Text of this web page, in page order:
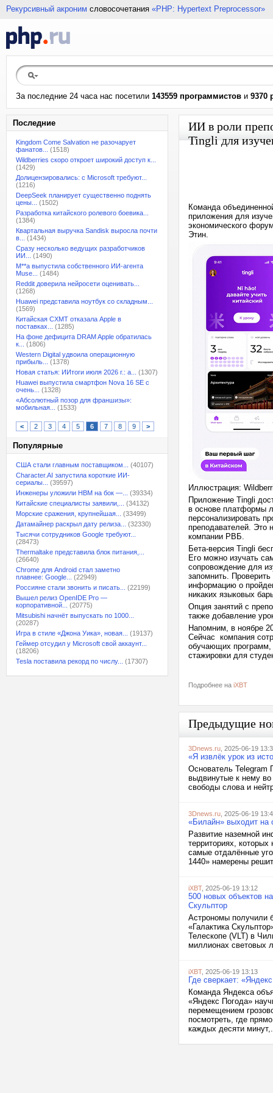
Рекурсивный акроним словосочетания «PHP: Hypertext Preprocessor»
За последние 24 часа нас посетили 143559 программистов и 9370
Последние
Kingdom Come Salvation не разочарует
фанатов...
(1518)
Wildberries скоро откроет широкий доступ к...
(1429)
Долицензировались: с Microsoft требуют...
(1216)
DeepSeek планирует существенно поднять
цены...
(1502)
Разработка китайского ролевого боевика...
(1384)
Квартальная выручка Sandisk выросла почти
в...
(1434)
Сразу несколько ведущих разработчиков
ИИ...
(1490)
M**a выпустила собственного ИИ-агента
Muse...
(1484)
Reddit доверила нейросети оценивать...
(1268)
Huawei представила ноутбук со складным...
(1569)
Китайская CXMT отказала Apple в
поставках...
(1285)
На фоне дефицита DRAM Apple обратилась
к...
(1806)
Western Digital удвоила операционную
прибыль...
(1378)
Новая статья: ИИтоги июля 2026 г.: а...
(1307)
Huawei выпустила смартфон Nova 16 SE с
очень...
(1328)
«Абсолютный позор для франшизы»:
мобильная...
(1533)
< 2 3 4 5 6 7 8 9 >
Популярные
США стали главным поставщиком...
(40107)
Character.AI запустила короткие ИИ-
сериалы...
(39597)
Инженеры уложили HBM на бок —...
(39334)
Китайские специалисты заявили,...
(34132)
Морские сражения, крупнейшая...
(33499)
Датамайнер раскрыл дату релиза...
(32330)
Тысячи сотрудников Google требуют...
(28473)
Thermaltake представила блок питания,...
(26640)
Chrome для Android стал заметно
плавнее: Google...
(22949)
Россияне стали звонить и писать...
(22199)
Вышел релиз OpenIDE Pro —
корпоративной...
(20775)
Mitsubishi начнёт выпускать по 1000...
(20287)
Игра в стиле «Джона Уика», новая...
(19137)
Геймер отсудил у Microsoft свой аккаунт...
(18206)
Tesla поставила рекорд по числу...
(17307)
ИИ в роли
Tingli для
Команда
приложения для
экономического
Этин.
Иллюстрация:
Приложение Tingli
в основе платформы
персонализировать
преподавателей. Это
компании РВБ.
Бета-версия Tingli
Его можно изучать
сопровождение для
запомнить.
информацию о
никаких языковых
Опция занятий с
также добавление
Напомним, в ноябре
Сейчас компания
обучающих программ,
стажировки для
Подробнее на iXBT
Предыдущие
3Dnews.ru , 2025-06-19
«Я извлёк урок из
Основатель Telegram
выдвинутые к нему
свободы слова и
3Dnews.ru , 2025-06-19
«Билайн» выходит на
Развитие наземной
территориях,
самые отдалённые
1440» намерены
iXBT, 2025-06-19 13:12
500 новых объектов
Скульптор
Астрономы получили
«Галактика
Телескопе (VLT) в
миллионах световых
iXBT, 2025-06-19 13:13
Где сверкает:
Команда Яндекса
«Яндекс Погода»
перемещением
посмотреть, где
каждых десяти